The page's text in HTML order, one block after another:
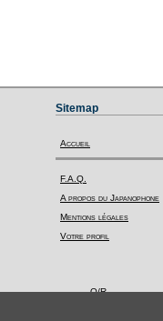
Sitemap
Accueil
F.A.Q.
A propos du Japanophone
Mentions légales
Votre profil
Q/R